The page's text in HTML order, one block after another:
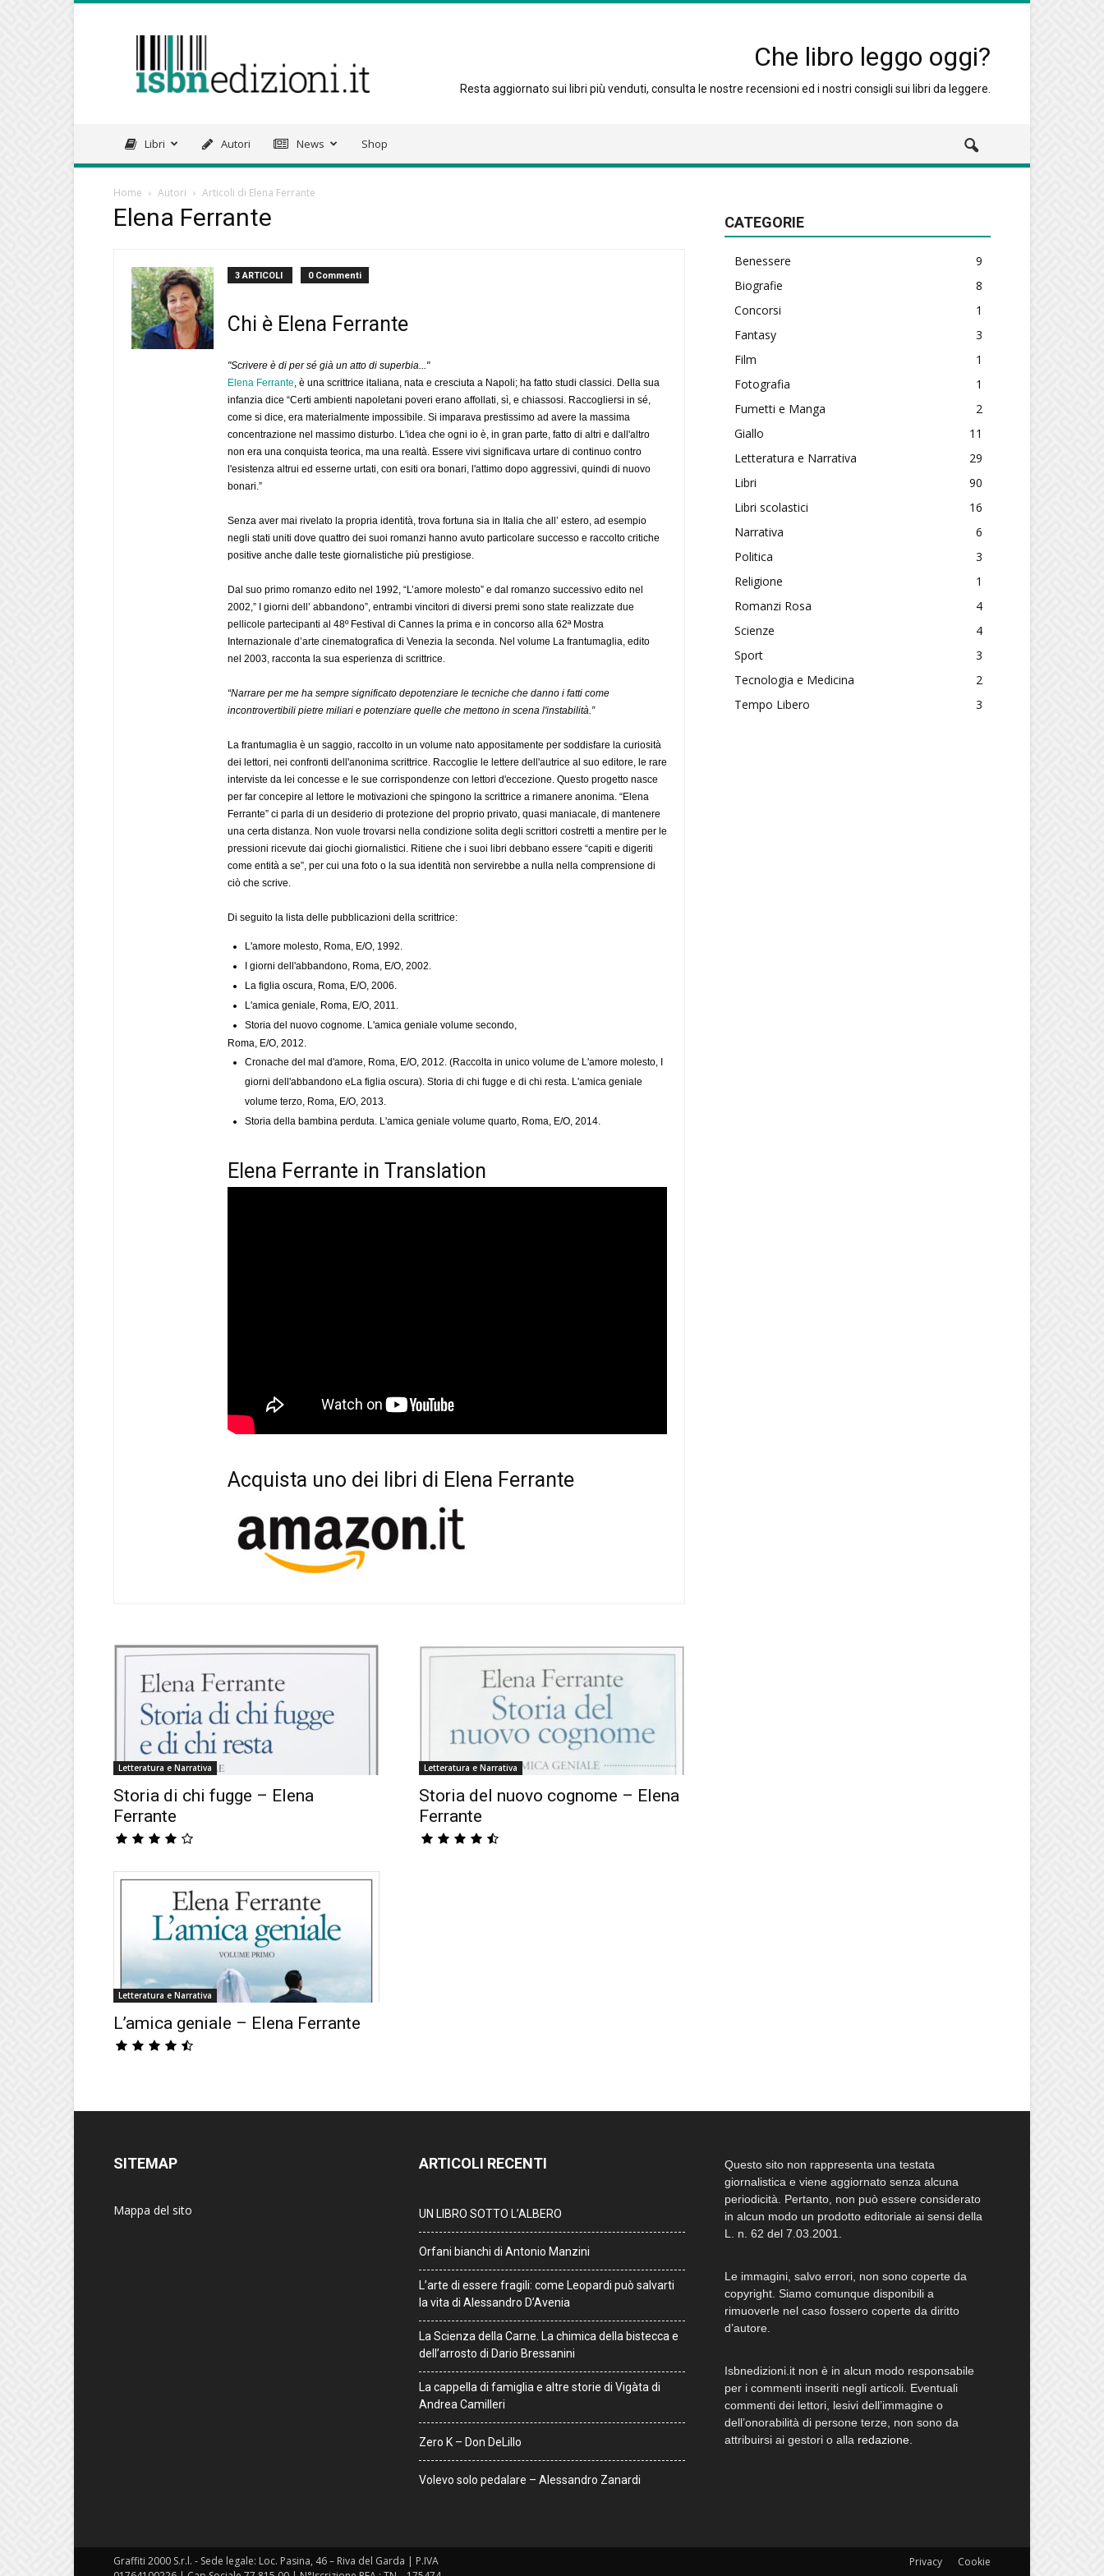
isbnedizioni.it
Che libro leggo oggi?
Resta aggiornato sui libri più venduti, consulta le nostre recensioni ed i nostri consigli sui libri da leggere.
Libri Autori News Shop
Home Autori Articoli di Elena Ferrante
Elena Ferrante
3 ARTICOLI 0 Commenti
Chi è Elena Ferrante
"Scrivere è di per sé già un atto di superbia..."
Elena Ferrante, è una scrittrice italiana, nata e cresciuta a Napoli; ha fatto studi classici. Della sua
infanzia dice “Certi ambienti napoletani poveri erano affollati, sì, e chiassosi. Raccogliersi in sé,
come si dice, era materialmente impossibile. Si imparava prestissimo ad avere la massima
concentrazione nel massimo disturbo. L'idea che ogni io è, in gran parte, fatto di altri e dall'altro
non era una conquista teorica, ma una realtà. Essere vivi significava urtare di continuo contro
l'esistenza altrui ed esserne urtati, con esiti ora bonari, l'attimo dopo aggressivi, quindi di nuovo
bonari.”
Senza aver mai rivelato la propria identità, trova fortuna sia in Italia che all’ estero, ad esempio
negli stati uniti dove quattro dei suoi romanzi hanno avuto particolare successo e raccolto critiche
positive anche dalle teste giornalistiche più prestigiose.
Dal suo primo romanzo edito nel 1992, “L’amore molesto” e dal romanzo successivo edito nel
2002,” I giorni dell’ abbandono”, entrambi vincitori di diversi premi sono state realizzate due
pellicole partecipanti al 48º Festival di Cannes la prima e in concorso alla 62ª Mostra
Internazionale d’arte cinematografica di Venezia la seconda. Nel volume La frantumaglia, edito
nel 2003, racconta la sua esperienza di scrittrice.
“Narrare per me ha sempre significato depotenziare le tecniche che danno i fatti come
incontrovertibili pietre miliari e potenziare quelle che mettono in scena l'instabilità.”
La frantumaglia è un saggio, raccolto in un volume nato appositamente per soddisfare la curiosità
dei lettori, nei confronti dell'anonima scrittrice. Raccoglie le lettere dell'autrice al suo editore, le rare
interviste da lei concesse e le sue corrispondenze con lettori d'eccezione. Questo progetto nasce
per far concepire al lettore le motivazioni che spingono la scrittrice a rimanere anonima. “Elena
Ferrante” ci parla di un desiderio di protezione del proprio privato, quasi maniacale, di mantenere
una certa distanza. Non vuole trovarsi nella condizione solita degli scrittori costretti a mentire per le
pressioni ricevute dai giochi giornalistici. Ritiene che i suoi libri debbano essere “capiti e digeriti
come entità a se”, per cui una foto o la sua identità non servirebbe a nulla nella comprensione di
ciò che scrive.
Di seguito la lista delle pubblicazioni della scrittrice:
L'amore molesto, Roma, E/O, 1992.
I giorni dell'abbandono, Roma, E/O, 2002.
La figlia oscura, Roma, E/O, 2006.
L'amica geniale, Roma, E/O, 2011.
Storia del nuovo cognome. L'amica geniale volume secondo,
Roma, E/O, 2012.
Cronache del mal d'amore, Roma, E/O, 2012. (Raccolta in unico volume de L'amore molesto, I
giorni dell'abbandono eLa figlia oscura). Storia di chi fugge e di chi resta. L'amica geniale
volume terzo, Roma, E/O, 2013.
Storia della bambina perduta. L'amica geniale volume quarto, Roma, E/O, 2014.
Elena Ferrante in Translation
Acquista uno dei libri di Elena Ferrante
Letteratura e Narrativa
Storia di chi fugge – Elena
Ferrante
Letteratura e Narrativa
Storia del nuovo cognome – Elena
Ferrante
Letteratura e Narrativa
L’amica geniale – Elena Ferrante
CATEGORIE
Benessere
9
Biografie
8
Concorsi
1
Fantasy
3
Film
1
Fotografia
1
Fumetti e Manga
2
Giallo
11
Letteratura e Narrativa
29
Libri
90
Libri scolastici
16
Narrativa
6
Politica
3
Religione
1
Romanzi Rosa
4
Scienze
4
Sport
3
Tecnologia e Medicina
2
Tempo Libero
3
SITEMAP
Mappa del sito
ARTICOLI RECENTI
UN LIBRO SOTTO L’ALBERO
Orfani bianchi di Antonio Manzini
L’arte di essere fragili: come Leopardi può salvarti
la vita di Alessandro D’Avenia
La Scienza della Carne. La chimica della bistecca e
dell’arrosto di Dario Bressanini
La cappella di famiglia e altre storie di Vigàta di
Andrea Camilleri
Zero K – Don DeLillo
Volevo solo pedalare – Alessandro Zanardi
Questo sito non rappresenta una testata
giornalistica e viene aggiornato senza alcuna
periodicità. Pertanto, non può essere considerato
in alcun modo un prodotto editoriale ai sensi della
L. n. 62 del 7.03.2001.
Le immagini, salvo errori, non sono coperte da
copyright. Siamo comunque disponibili a
rimuoverle nel caso fossero coperte da diritto
d’autore.
Isbnedizioni.it non è in alcun modo responsabile
per i commenti inseriti negli articoli. Eventuali
commenti dei lettori, lesivi dell’immagine o
dell’onorabilità di persone terze, non sono da
attribuirsi ai gestori o alla redazione
Privacy Cookie
Graffiti 2000 S.r.l. - Sede legale: Loc. Pasina, 46 – Riva del Garda | P.IVA